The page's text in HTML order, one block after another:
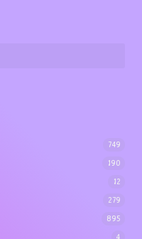
749
190
12
279
895